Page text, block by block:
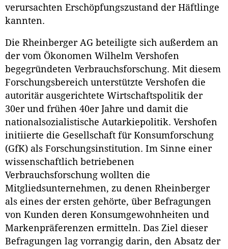
verursachten Erschöpfungszustand der Häftlinge
kannten.
Die Rheinberger AG beteiligte sich außerdem an
der vom Ökonomen Wilhelm Vershofen
begegründeten Verbrauchsforschung. Mit diesem
Forschungsbereich unterstützte Vershofen die
autoritär ausgerichtete Wirtschaftspolitik der
30er und frühen 40er Jahre und damit die
nationalsozialistische Autarkiepolitik. Vershofen
initiierte die Gesellschaft für Konsumforschung
(GfK) als Forschungsinstitution. Im Sinne einer
wissenschaftlich betriebenen
Verbrauchsforschung wollten die
Mitgliedsunternehmen, zu denen Rheinberger
als eines der ersten gehörte, über Befragungen
von Kunden deren Konsumgewohnheiten und
Markenpräferenzen ermitteln. Das Ziel dieser
Befragungen lag vorrangig darin, den Absatz der